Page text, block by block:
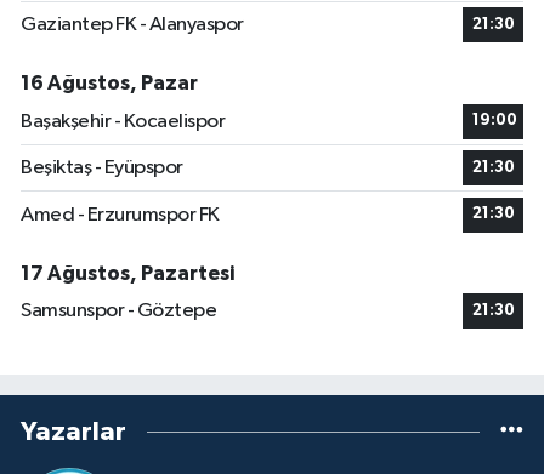
Gaziantep FK - Alanyaspor 21:30
16 Ağustos, Pazar
Başakşehir - Kocaelispor
19:00
Beşiktaş - Eyüpspor 21:30
Amed - Erzurumspor FK 21:30
17 Ağustos, Pazartesi
Samsunspor - Göztepe
21:30
Yazarlar